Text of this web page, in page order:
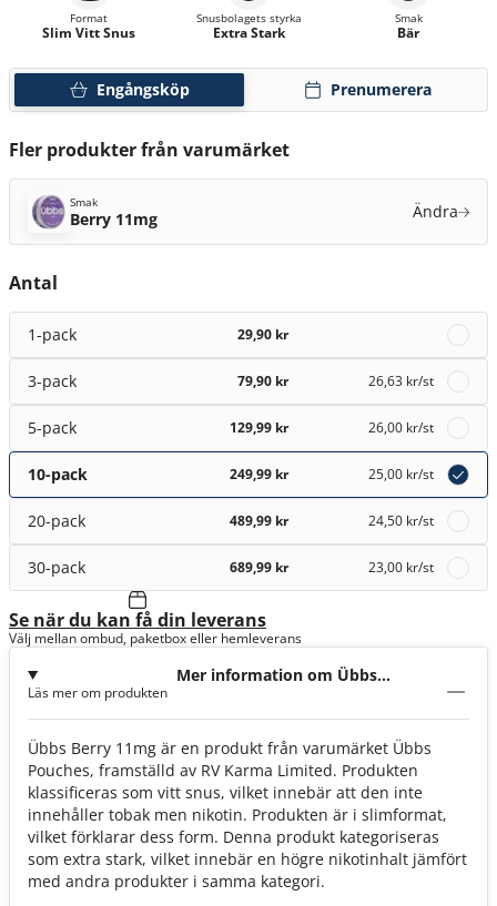
Engångsköp Prenumerera
Format
Slim Vitt Snus
Snusbolagets styrka
Extra Stark
Smak
Bär
Fler produkter från varumärket
Smak
Berry 11mg Ändra
Antal
1-pack 29,90 kr
3-pack 79,90 kr 26,63 kr/st
5-pack 129,99 kr 26,00 kr/st
10-pack 249,99 kr 25,00 kr/st
20-pack 489,99 kr 24,50 kr/st
30-pack 689,99 kr 23,00 kr/st
Se när du kan få din leverans
Välj mellan ombud, paketbox eller hemleverans
Mer information om Übbs
Läs mer om produkten
Übbs Berry 11mg är en produkt från varumärket Übbs
Pouches, framställd av RV Karma Limited. Produkten
klassificeras som vitt snus, vilket innebär att den inte
innehåller tobak men nikotin. Produkten är i slimformat,
vilket förklarar dess form. Denna produkt kategoriseras
som extra stark, vilket innebär en högre nikotinhalt jämfört
med andra produkter i samma kategori.